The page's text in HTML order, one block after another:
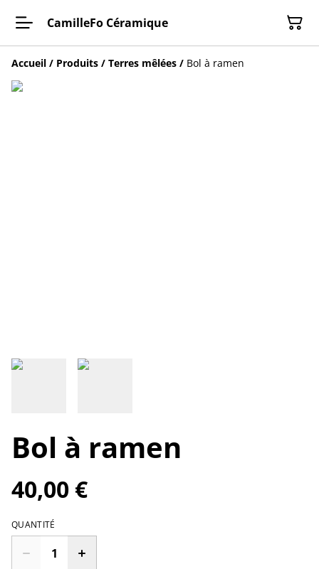
CamilleFo Céramique
Accueil / Produits / Terres mêlées / Bol à ramen
Bol à ramen
40,00 €
QUANTITÉ